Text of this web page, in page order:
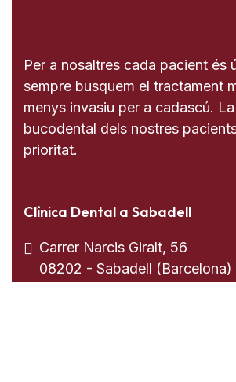
Per a nosaltres cada pacient és
sempre busquem el tractament
menys invasiu per a cadascú.
bucodental dels nostres
prioritat.
Clínica Dental a Sabadell
Carrer Narcis Giralt, 56
08202 - Sabadell (Barcelona)